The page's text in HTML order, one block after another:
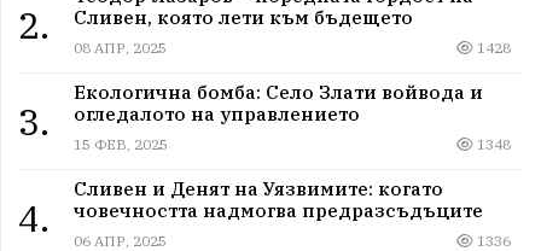
2.
Сливен, която лети към бъдещето
08 АПР, 2025 1428
3.
Екологична бомба: Село Злати войвода и
огледалото на управлението
15 ФЕВ, 2025 1348
4.
Сливен и Денят на Уязвимите: когато
човечността надмогва предразсъдъците
06 АПР, 2025 1336